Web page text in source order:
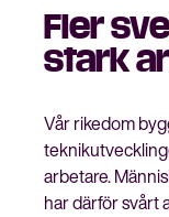
Fler
stark
Vår rikedom
arbetare.
har därför svårt